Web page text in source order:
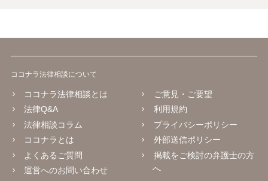
ココナラ法律相談について
ココナラ法律相談とは
法律Q&A
法律相談コラム
ココナラとは
よくあるご質問
運営へのお問い合わせ
ご意見・ご要望
利用規約
プライバシーポリシー
外部送信ポリシー
掲載をご検討の弁護士の方
へ